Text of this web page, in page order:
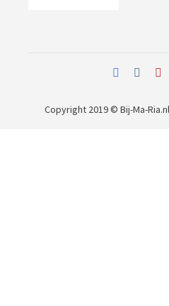
Copyright 2019 © Bij-Ma-Ria.nl